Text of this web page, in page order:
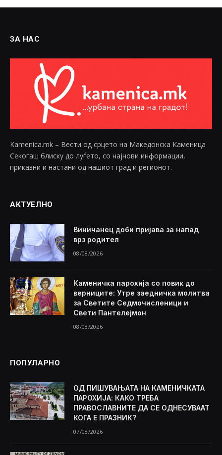
ЗА НАС
Kamenica.mk – Вести од срцето на Македонска Каменица
Секогаш блиску до луѓето, со најнови информации,
приказни и настани од нашиот град и регионот.
АКТУЕЛНО
Виничанец доби пријава за напад
врз родител
08/08/2026
Каменичка парохија со повик до
верниците: Утре заедничка молитва
за Светите Седмочисленици и
Свети Пантелејмон
08/08/2026
ПОПУЛАРНО
ОД ПИШУВАЊАТА НА КАМЕНИЧКАТА
ПАРОХИЈА: КАКО ТРЕБА
ПРАВОСЛАВНИТЕ ДА СЕ ОДНЕСУВААТ
КОГА Е ПРАЗНИК?
07/08/2026